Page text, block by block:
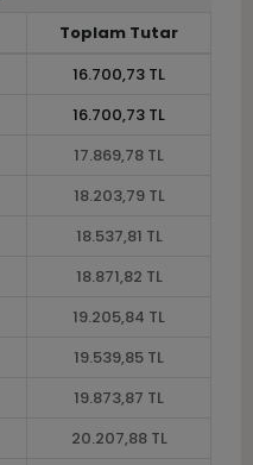
Toplam Tutar
16.700,73 TL
16.700,73 TL
17.869,78 TL
18.203,79 TL
18.537,81 TL
18.871,82 TL
19.205,84 TL
19.539,85 TL
19.873,87 TL
20.207,88 TL